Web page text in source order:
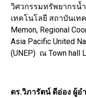
วิศวกรรมทรัพยากรน้
เทคโนโลยี สถาบันเท
Memon, Regional
Asia Pacific United
(UNEP) ณ Town hall
ดร.วิภารัตน์ ดีอ่อง ผู้อ